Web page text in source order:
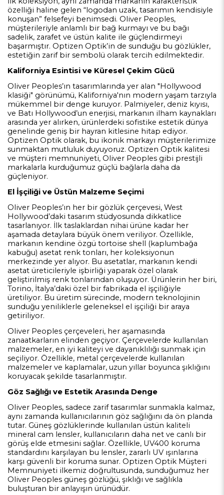
özelliği haline gelen “logodan uzak, tasarımın kendisiyle
konuşan” felsefeyi benimsedi. Oliver Peoples,
müşterileriyle anlamlı bir bağ kurmayı ve bu bağı
sadelik, zarafet ve üstün kalite ile güçlendirmeyi
başarmıştır. Optizen Optik’in de sunduğu bu gözlükler,
estetiğin zarif bir sembolü olarak tercih edilmektedir.
Kaliforniya Esintisi ve Küresel Çekim Gücü
Oliver Peoples’ın tasarımlarında yer alan "Hollywood
klasiği" görünümü, Kaliforniya'nın modern yaşam tarzıyla
mükemmel bir denge kuruyor. Palmiyeler, deniz kıyısı,
ve Batı Hollywood’un enerjisi, markanın ilham kaynakları
arasında yer alırken, ürünlerdeki sofistike estetik dünya
genelinde geniş bir hayran kitlesine hitap ediyor.
Optizen Optik olarak, bu ikonik markayı müşterilerimize
sunmaktan mutluluk duyuyoruz. Optizen Optik kalitesi
ve müşteri memnuniyeti, Oliver Peoples gibi prestijli
markalarla kurduğumuz güçlü bağlarla daha da
güçleniyor.
El İşçiliği ve Üstün Malzeme Seçimi
Oliver Peoples’ın her bir gözlük çerçevesi, West
Hollywood’daki tasarım stüdyosunda dikkatlice
tasarlanıyor. İlk taslaklardan nihai ürüne kadar her
aşamada detaylara büyük önem veriliyor. Özellikle,
markanın kendine özgü tortoise shell (kaplumbağa
kabuğu) asetat renk tonları, her koleksiyonun
merkezinde yer alıyor. Bu asetatlar, markanın kendi
asetat üreticileriyle işbirliği yaparak özel olarak
geliştirilmiş renk tonlarından oluşuyor. Ürünlerin her biri,
Torino, İtalya’daki özel bir fabrikada el işçiliğiyle
üretiliyor. Bu üretim sürecinde, modern teknolojinin
sunduğu yeniliklerle geleneksel el işçiliği bir araya
getiriliyor.
Oliver Peoples çerçeveleri, her aşamasında
zanaatkarların elinden geçiyor. Çerçevelerde kullanılan
malzemeler, en iyi kaliteyi ve dayanıklılığı sunmak için
seçiliyor. Özellikle, metal çerçevelerde kullanılan
malzemeler ve kaplamalar, uzun yıllar boyunca şıklığını
koruyacak şekilde tasarlanmıştır.
Göz Sağlığı ve Estetik Arasında Denge
Oliver Peoples, sadece zarif tasarımlar sunmakla kalmaz,
aynı zamanda kullanıcılarının göz sağlığını da ön planda
tutar. Güneş gözlüklerinde kullanılan üstün kaliteli
mineral cam lensler, kullanıcıların daha net ve canlı bir
görüş elde etmesini sağlar. Özellikle, UV400 koruma
standardını karşılayan bu lensler, zararlı UV ışınlarına
karşı güvenli bir koruma sunar. Optizen Optik Müşteri
Memnuniyeti ilkemiz doğrultusunda, sunduğumuz her
Oliver Peoples güneş gözlüğü, şıklığı ve sağlıkla
buluşturan bir anlayışın ürünüdür.